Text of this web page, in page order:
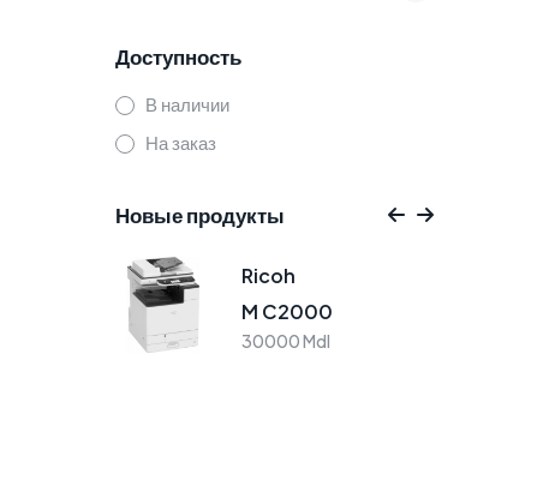
Доступность
В наличии
На заказ
Новые продукты
Ricoh
M C2000
30000 Mdl